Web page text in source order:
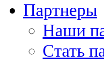
Партнеры
Наши
Стать